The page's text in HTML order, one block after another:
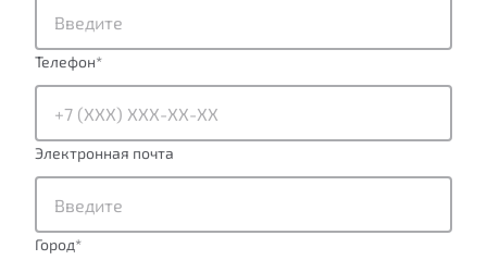
Телефон*
Электронная почта
Город*